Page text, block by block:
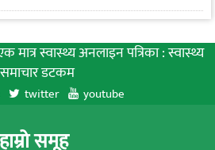
मात्र स्वास्थ्य अनलाइन पत्रिका : स्वास्थ्य
समाचार डटकम
twitter youtube
समूह